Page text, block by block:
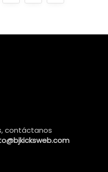
contáctanos